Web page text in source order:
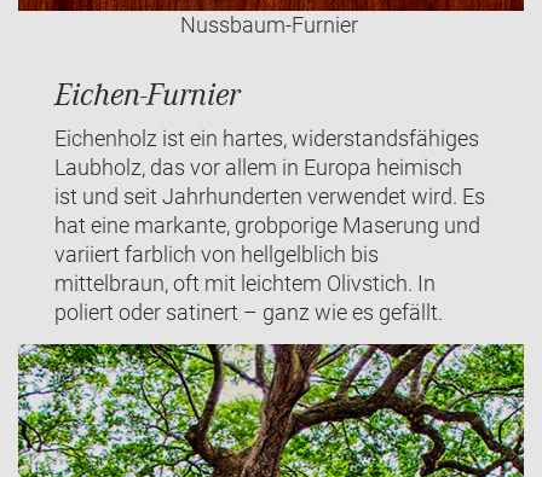
Nussbaum-Furnier
Eichen-Furnier
Eichenholz ist ein hartes, widerstandsfähiges
Laubholz, das vor allem in Europa heimisch
ist und seit Jahrhunderten verwendet wird. Es
hat eine markante, grobporige Maserung und
variiert farblich von hellgelblich bis
mittelbraun, oft mit leichtem Olivstich. In
poliert oder satinert – ganz wie es gefällt.